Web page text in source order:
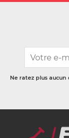
Ne ratez plus